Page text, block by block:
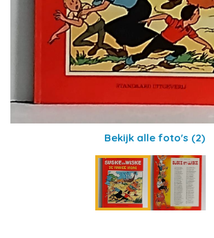
Bekijk alle foto's (2)